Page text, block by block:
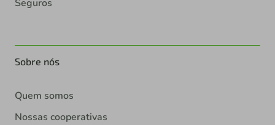
Seguros
Sobre nós
Quem somos
Nossas cooperativas